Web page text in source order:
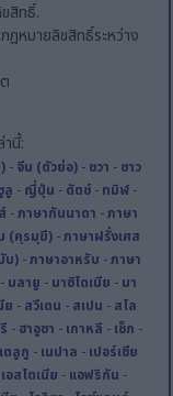
สิทธิ์.
ฎหมายลิขสิทธิ์ระหว่าง
นี้:
- จีน (ตัวย่อ) - ชวา - ชาว
ลู - ญี่ปุ่น - ดัตช์ - ทมิฬ -
-ภาษากันนาดา -ภาษา
(คุรมุขี)-ภาษาฝรั่งเศส
บ) -ภาษาอาหรับ -ภาษา
- มลายู - มาซิโดเนีย - มา
ย - สวีเดน - สเปน - สโล
- ฮาอูซา - เกาหลี - เช็ก -
เตลูกู - เนปาล - เปอร์เซีย
เอสโตเนีย - แอฟริกัน -